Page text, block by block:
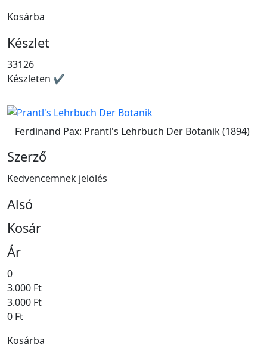
Kosárba
Készlet
33126
Készleten ✔
Ferdinand Pax: Prantl's Lehrbuch Der Botanik (1894)
Szerző
Kedvencemnek jelölés
Alsó
Kosár
Ár
0
3.000 Ft
3.000 Ft
0 Ft
Kosárba